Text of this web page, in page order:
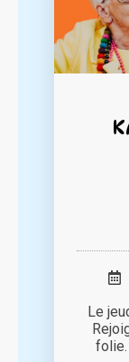
Le
folie.